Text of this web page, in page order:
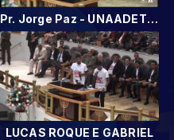
Pr. Jorge Paz - UNAADETER E UMADETER | 3° Dia
LUCAS ROQUE E GABRIEL